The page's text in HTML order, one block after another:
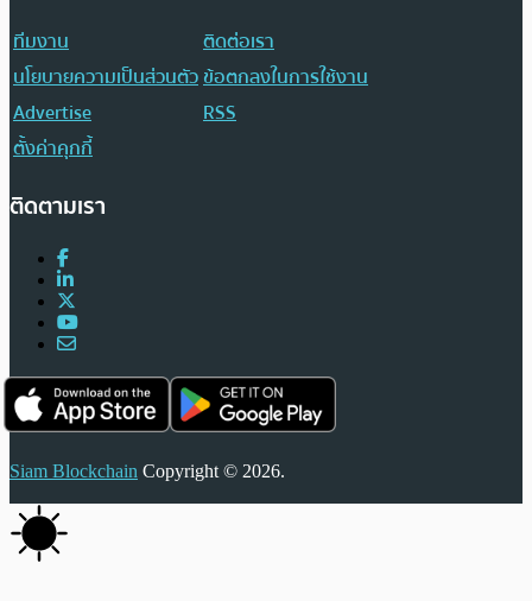
ทีมงาน
ติดต่อเรา
นโยบายความเป็นส่วนตัวข้อตกลงในการใช้งาน
Advertise
RSS
ตั้งค่าคุกกี้
ติดตามเรา
Siam Blockchain Copyright © 2026.